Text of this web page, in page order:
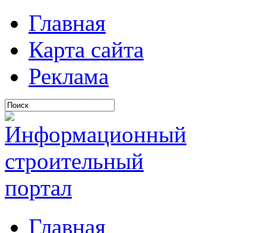
Главная
Карта сайта
Реклама
Главная